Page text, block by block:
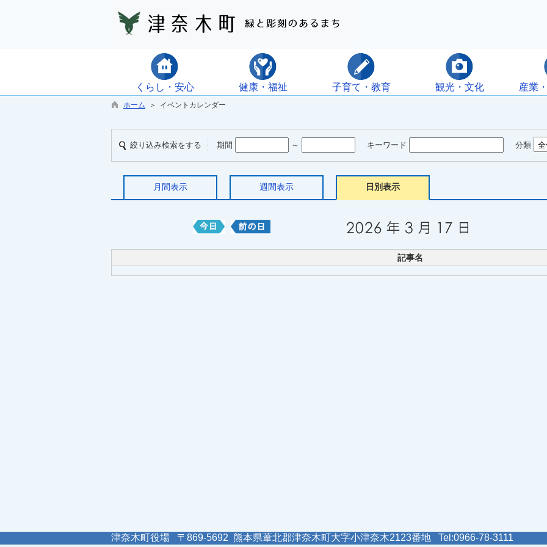
くらし・安心 健康・福祉 子育て・教育 観光・文化 産業
ホーム ＞ イベントカレンダー
絞り込み検索をする 期間 ～ キーワード 分類
月間表示 週間表示 日別表示
記事名
津奈木町役場 〒869-5692 熊本県葦北郡津奈木町大字小津奈木2123番地 Tel:0966-78-3111